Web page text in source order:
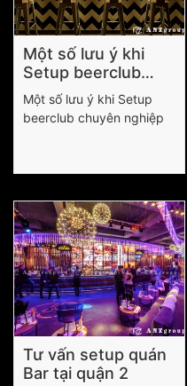
Một số lưu ý khi
Setup beerclub
chuyên nghiệp
Một số lưu ý khi Setup
beerclub chuyên nghiệp
Tư vấn setup quán
Bar tại quận 2